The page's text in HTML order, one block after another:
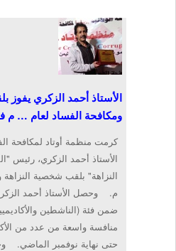
الأستاذ أحمد الزكري يفوز
ومكافحة الفساد لعام 202‪2م في فئة …
كرمت منظمة أوتاد لمكافحة
الأستاذ أحمد الزكري، رئيس
النزاهة" بلقب شخصية النزاهة
ضمن فئة (الناشطين
منافسة واسعة من عدد من
حتى نهاية نوفمبر الماضي.